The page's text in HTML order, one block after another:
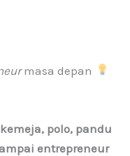
masa depan
polo, pandu
entrepreneur